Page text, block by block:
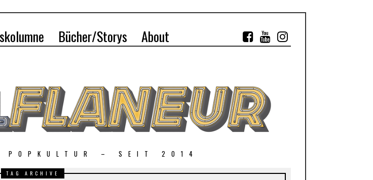
Bücher/Storys About
POPKULTUR – SEIT 2014
TAG ARCHIVE